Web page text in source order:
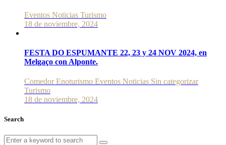
Eventos Noticias Turismo
18 de noviembre, 2024
FESTA DO ESPUMANTE 22, 23 y 24 NOV 2024, en
Melgaço con Alponte.
Comedor Enoturismo Eventos Noticias Sin categorizar
Turismo
18 de noviembre, 2024
Search
Search